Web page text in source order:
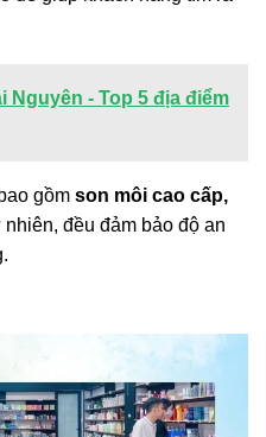
Nguyên - Top 5 địa điểm
gồm son môi cao cấp,
nhiên, đều đảm bảo độ an